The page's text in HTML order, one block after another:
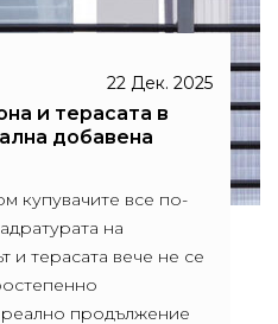
22 Дек. 2025
и терасата в
добавена
купувачите все по-
на
и терасата вече не се
реално продължение